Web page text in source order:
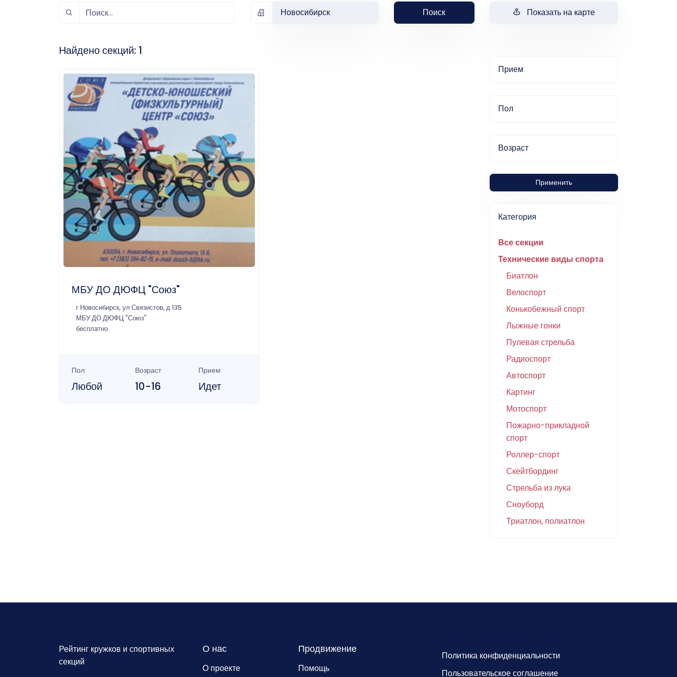
Индивидуально-
Новосибирск Поиск Показать на карте
Прием
Пол
Возраст
Применить
Категория
Все секции
Технические виды спорта
Биатлон
Велоспорт
Конькобежный спорт
Лыжные гонки
Пулевая стрельба
Радиоспорт
Автоспорт
Картинг
Мотоспорт
Пожарно-прикладной
спорт
Роллер-спорт
Скейтбординг
Стрельба из лука
Сноуборд
Триатлон, полиатлон
Найдено секций: 1
МБУ ДО ДЮФЦ "Союз"
г Новосибирск, ул Связистов, д 135
МБУ ДО ДЮФЦ "Союз"
бесплатно
Пол
Любой
Возраст
10-16
Прием
Идет
Рейтинг кружков и спортивных
секций
О нас
О проекте
Продвижение
Помощь
Политика конфиденциальности
Пользовательское соглашение